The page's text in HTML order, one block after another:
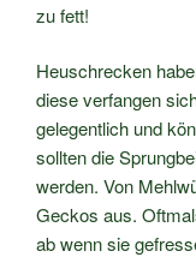
zu fett!
Heuschrecken
diese verfangen
gelegentlich und
sollten die
werden. Von
Geckos aus.
ab wenn sie